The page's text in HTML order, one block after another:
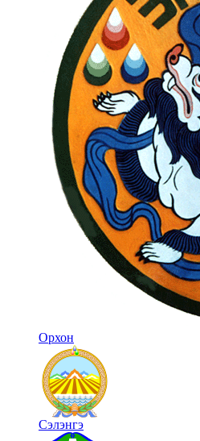
Орхон
Сэлэнгэ